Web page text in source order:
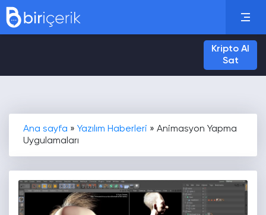
Kripto Al
Sat
Ana sayfa » Yazılım Haberleri » Animasyon Yapma
Uygulamaları